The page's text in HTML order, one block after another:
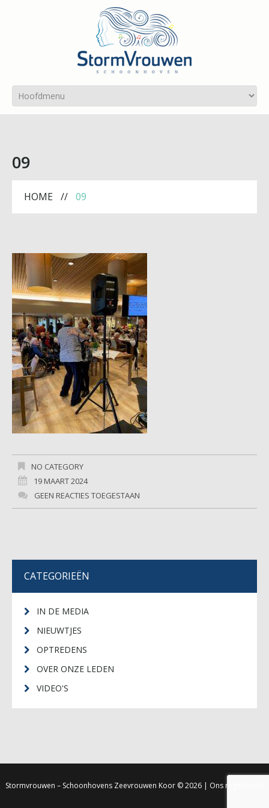
09
HOME 09
NO CATEGORY
19 MAART 2024
GEEN REACTIES TOEGESTAAN
CATEGORIEËN
IN DE MEDIA
NIEUWTJES
OPTREDENS
OVER ONZE LEDEN
VIDEO'S
Stormvrouwen – Schoonhovens Zeevrouwen Koor© 2026 | Ons regelement